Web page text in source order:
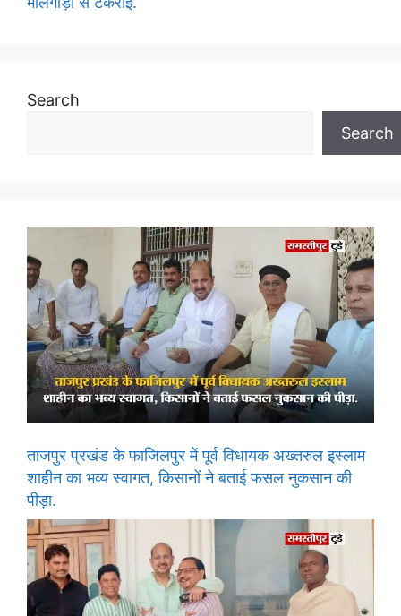
Search
Search
ताजपुर प्रखंड के फाजिलपुर में पूर्व विधायक अख्तरुल इस्लाम
शाहीन का भव्य स्वागत, किसानों ने बताई फसल नुकसान की
पीड़ा.